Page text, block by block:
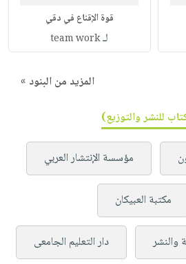
قوة الإقناع في دقي
لـteam work
المزيد من البنود »
للنشر والتوزيع)
مؤسسة الإنتشار العربي
مكتبة العبيكان
دار التعليم الجامعى